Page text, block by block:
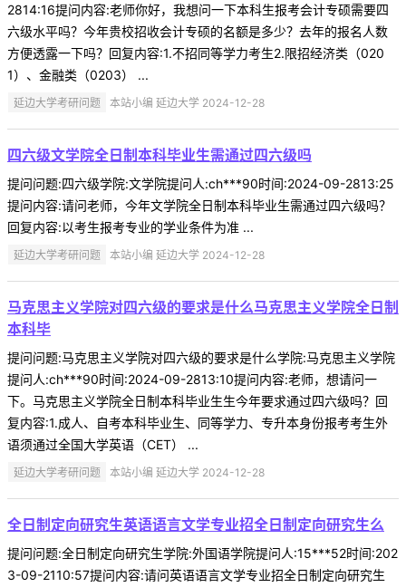
2814:16提问内容:老师你好，我想问一下本科生报考会计专硕需要四
六级水平吗？今年贵校招收会计专硕的名额是多少？去年的报名人数
方便透露一下吗？回复内容:1.不招同等学力考生2.限招经济类（020
1）、金融类（0203） ...
延边大学考研问题 本站小编 延边大学 2024-12-28
四六级文学院全日制本科毕业生需通过四六级吗
提问问题:四六级学院:文学院提问人:ch***90时间:2024-09-2813:25
提问内容:请问老师，今年文学院全日制本科毕业生需通过四六级吗？
回复内容:以考生报考专业的学业条件为准 ...
延边大学考研问题 本站小编 延边大学 2024-12-28
马克思主义学院对四六级的要求是什么马克思主义学院全日制
本科毕
提问问题:马克思主义学院对四六级的要求是什么学院:马克思主义学院
提问人:ch***90时间:2024-09-2813:10提问内容:老师，想请问一
下。马克思主义学院全日制本科毕业生生今年要求通过四六级吗？回
复内容:1.成人、自考本科毕业生、同等学力、专升本身份报考考生外
语须通过全国大学英语（CET） ...
延边大学考研问题 本站小编 延边大学 2024-12-28
全日制定向研究生英语语言文学专业招全日制定向研究生么
提问问题:全日制定向研究生学院:外国语学院提问人:15***52时间:202
3-09-2110:57提问内容:请问英语语言文学专业招全日制定向研究生